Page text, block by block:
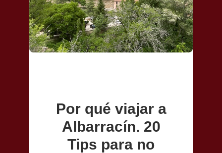
Por qué viajar a
Albarracín. 20
Tips para no